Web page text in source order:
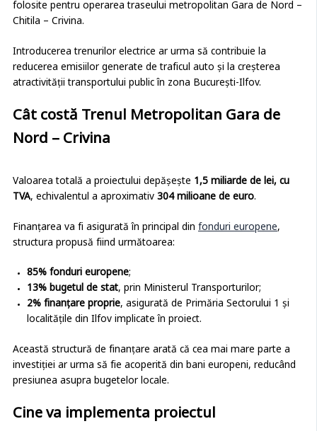
folosite pentru operarea traseului metropolitan Gara de Nord –
Chitila – Crivina.
Introducerea trenurilor electrice ar urma să contribuie la
reducerea emisiilor generate de traficul auto și la creșterea
atractivității transportului public în zona București-Ilfov.
Cât costă Trenul Metropolitan Gara de
Nord – Crivina
Valoarea totală a proiectului depășește 1,5 miliarde de lei, cu
TVA, echivalentul a aproximativ 304 milioane de euro.
Finanțarea va fi asigurată în principal din fonduri europene,
structura propusă fiind următoarea:
85% fonduri europene;
13% bugetul de stat, prin Ministerul Transporturilor;
2% finanțare proprie, asigurată de Primăria Sectorului 1 și
localitățile din Ilfov implicate în proiect.
Această structură de finanțare arată că cea mai mare parte a
investiției ar urma să fie acoperită din bani europeni, reducând
presiunea asupra bugetelor locale.
Cine va implementa proiectul